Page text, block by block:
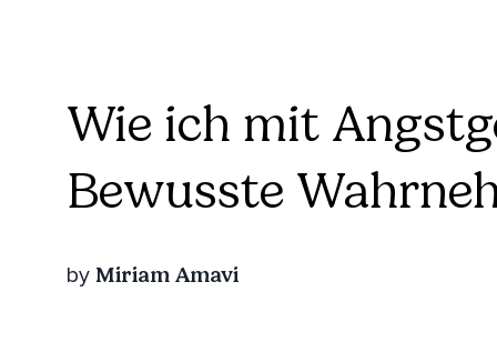
Wie ich mit
Bewusste
by Miriam Amavi